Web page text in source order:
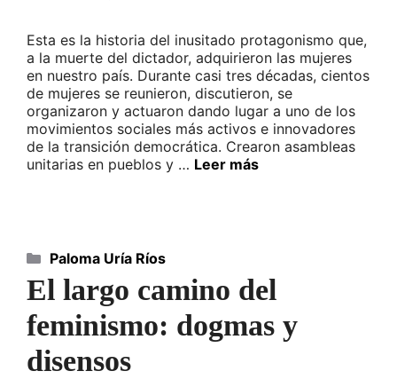
Esta es la historia del inusitado protagonismo que,
a la muerte del dictador, adquirieron las mujeres
en nuestro país. Durante casi tres décadas, cientos
de mujeres se reunieron, discutieron, se
organizaron y actuaron dando lugar a uno de los
movimientos sociales más activos e innovadores
de la transición democrática. Crearon asambleas
unitarias en pueblos y … Leer más
El largo camino del
feminismo: dogmas y
disensos
Categorías
Paloma Uría Ríos